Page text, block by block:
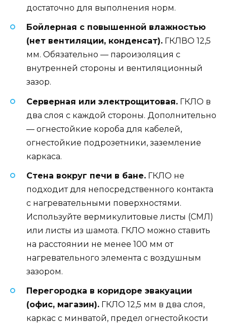
достаточно для выполнения норм.
Бойлерная с повышенной влажностью
(нет вентиляции, конденсат). ГКЛВО 12,5
мм. Обязательно — пароизоляция с
внутренней стороны и вентиляционный
зазор.
Серверная или электрощитовая. ГКЛО в
два слоя с каждой стороны. Дополнительно
— огнестойкие короба для кабелей,
огнестойкие подрозетники, заземление
каркаса.
Стена вокруг печи в бане. ГКЛО не
подходит для непосредственного контакта
с нагревательными поверхностями.
Используйте вермикулитовые листы (СМЛ)
или листы из шамота. ГКЛО можно ставить
на расстоянии не менее 100 мм от
нагревательного элемента с воздушным
зазором.
Перегородка в коридоре эвакуации
(офис, магазин). ГКЛО 12,5 мм в два слоя,
каркас с минватой, предел огнестойкости